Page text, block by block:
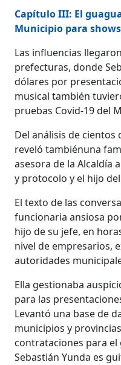
Capítulo III: El
Municipio para shows
Las influencias
prefecturas, donde
dólares por
musical también
pruebas Covid-19 del
Del análisis de cientos
reveló tambiénuna
asesora de la Alcaldía
y protocolo y el hijo
El texto de las
funcionaria ansiosa
hijo de su jefe, en
nivel de empresarios,
autoridades
Ella gestionaba
para las
Levantó una base de
municipios y
contrataciones para el
Sebastián Yunda es